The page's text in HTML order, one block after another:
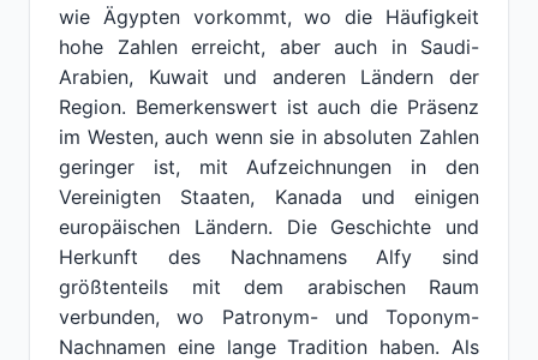
wie Ägypten vorkommt, wo die Häufigkeit
hohe Zahlen erreicht, aber auch in Saudi-
Arabien, Kuwait und anderen Ländern der
Region. Bemerkenswert ist auch die Präsenz
im Westen, auch wenn sie in absoluten Zahlen
geringer ist, mit Aufzeichnungen in den
Vereinigten Staaten, Kanada und einigen
europäischen Ländern. Die Geschichte und
Herkunft des Nachnamens Alfy sind
größtenteils mit dem arabischen Raum
verbunden, wo Patronym- und Toponym-
Nachnamen eine lange Tradition haben. Als